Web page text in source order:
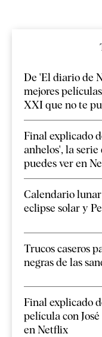
De 'El diario de
mejores
XXI que no te
Final explicado
anhelos', la
puedes ver en
Calendario lunar
eclipse solar y
Trucos caseros
negras de las
Final explicado
película con
en Netflix